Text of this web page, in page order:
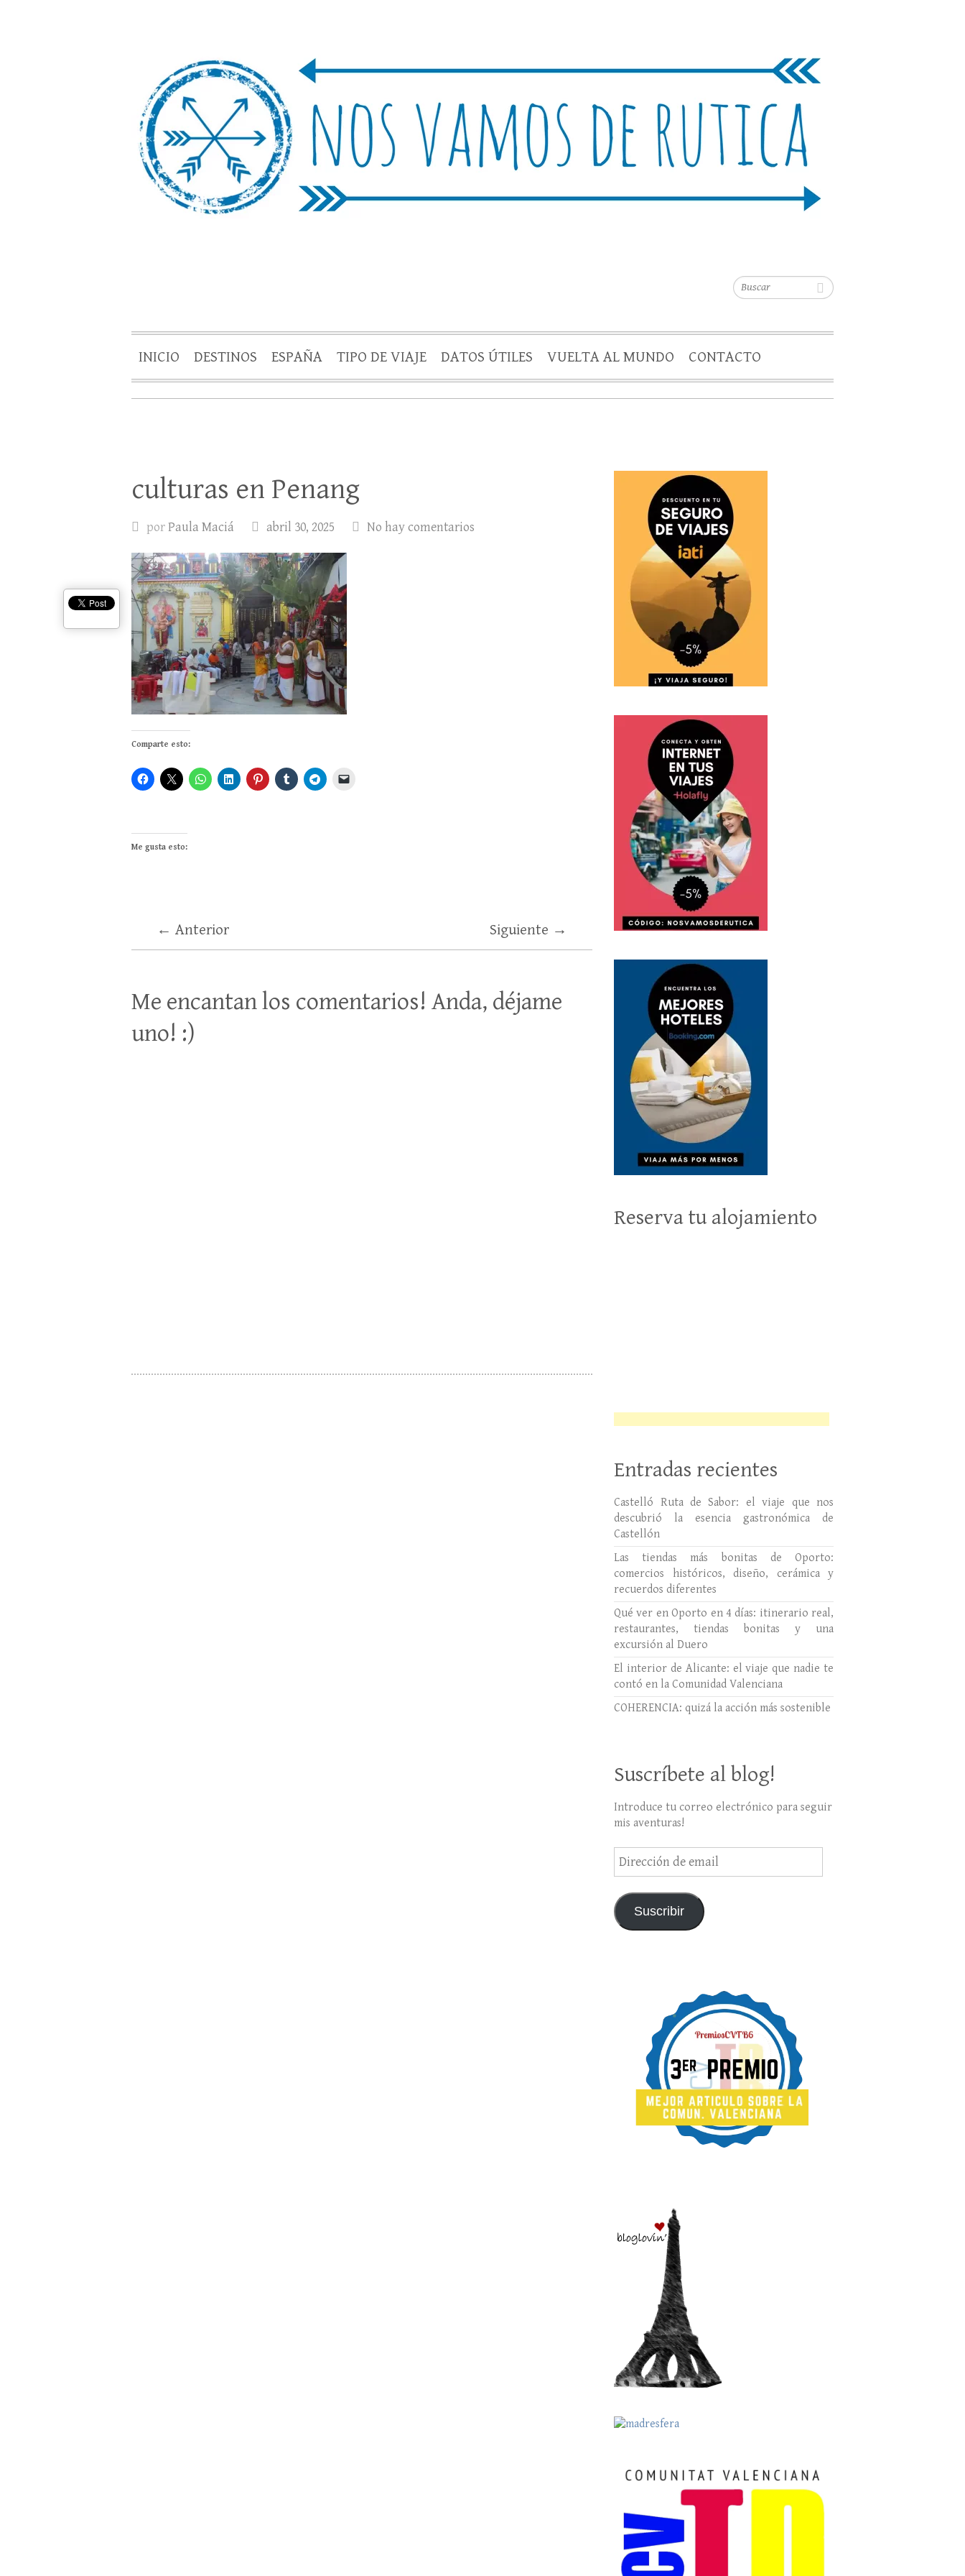
Buscar
Nos Vamos de Rutica
Un blog de viajes donde se comparte experiencias, trucos y consejos.
INICIO DESTINOS ESPAÑA TIPO DE VIAJE DATOS ÚTILES VUELTA AL MUNDO CONTACTO
culturas en Penang
porPaula Maciá abril 30, 2025 No hay comentarios
Comparte esto:
Me gusta esto:
← Anterior Siguiente →
Me encantan los comentarios! Anda, déjame
uno! :)
Reserva tu alojamiento
Entradas recientes
Castelló Ruta de Sabor: el viaje que nos
descubrió la esencia gastronómica de
Castellón
Las tiendas más bonitas de Oporto:
comercios históricos, diseño, cerámica y
recuerdos diferentes
Qué ver en Oporto en 4 días: itinerario real,
restaurantes, tiendas bonitas y una
excursión al Duero
El interior de Alicante: el viaje que nadie te
contó en la Comunidad Valenciana
COHERENCIA: quizá la acción más sostenible
Suscríbete al blog!
Introduce tu correo electrónico para seguir
mis aventuras!
Dirección
de
Suscribir